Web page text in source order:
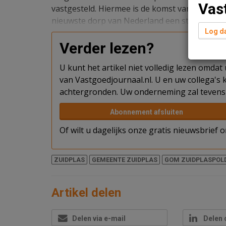
vastgesteld. Hiermee is de komst van onder
nieuwste dorp van Nederland een stap
Verder lezen?
U kunt het artikel niet volledig lezen
van Vastgoedjournaal.nl. U en uw
achtergronden. Uw onderneming zal
Abonnement afsluiten
Of wilt u dagelijks onze gratis nieuwsbrief
ZUIDPLAS GEMEENTE ZUIDPLAS GOM
Artikel delen
Delen via e-mail Delen
Log